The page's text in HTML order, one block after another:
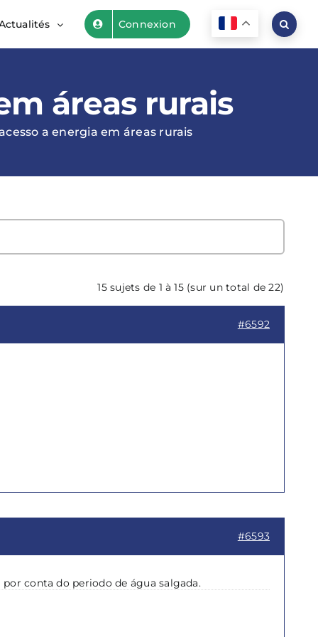
Connexion
áreas rurais
a energia em áreas rurais
15 sujets de 1 à 15 (sur un total de 22)
#6592
#6593
conta do periodo de água salgada.